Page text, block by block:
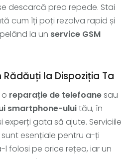
descarcă prea repede. Stai
cum îți poți rezolva rapid și
la un service GSM
Rădăuți la Dispoziția Ta
reparație de telefoanesau
smartphone-uluitău, în
experți gata să ajute. Serviciile
sunt esențiale pentru a-ți
l folosi pe orice rețea, iar un